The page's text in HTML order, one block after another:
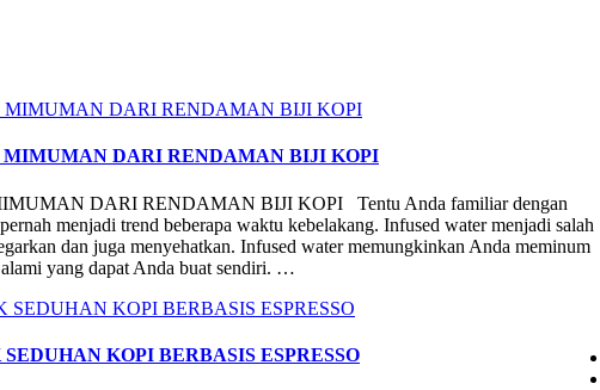
MIMUMAN DARI RENDAMAN BIJI KOPI
DARI RENDAMAN BIJI KOPI Tentu Anda familiar dengan
menjadi trend beberapa waktu kebelakang. Infused water menjadi salah
dan juga menyehatkan. Infused water memungkinkan Anda meminum
yang dapat Anda buat sendiri. …
KOPI BERBASIS ESPRESSO